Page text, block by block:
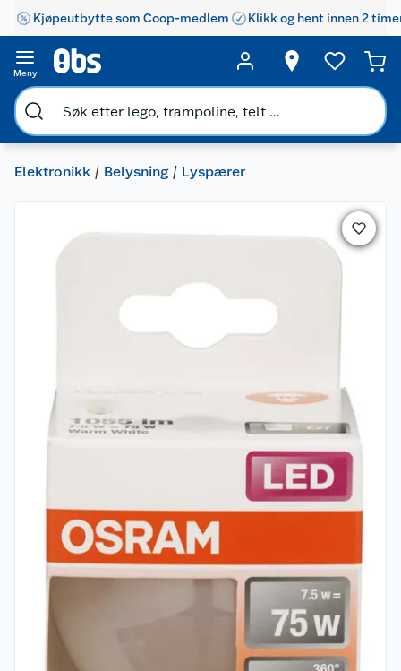
Kjøpeutbytte som Coop-medlem Klikk og hent innen 2
Meny
Elektronikk Belysning Lyspærer